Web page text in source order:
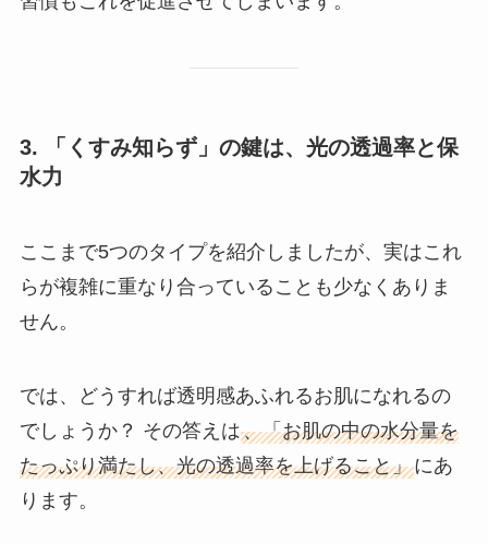
3. 「くすみ知らず」の鍵は、光の透過率と保
水力
ここまで5つのタイプを紹介しましたが、実はこれ
らが複雑に重なり合っていることも少なくありま
せん。
では、どうすれば透明感あふれるお肌になれるの
でしょうか？ その答えは、「お肌の中の水分量を
たっぷり満たし、光の透過率を上げること」にあ
ります。